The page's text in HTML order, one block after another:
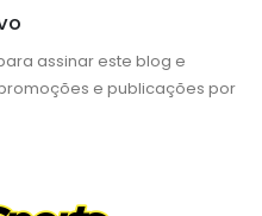
assinar este blog e
e publicações por